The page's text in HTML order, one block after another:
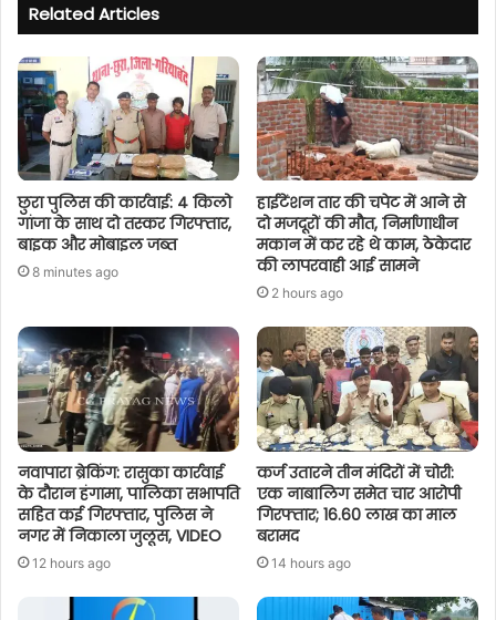
Related Articles
छुरा पुलिस की कार्रवाई: 4 किलो
गांजा के साथ दो तस्कर गिरफ्तार,
बाइक और मोबाइल जब्त
8 minutes ago
हाईटेंशन तार की चपेट में आने से
दो मजदूरों की मौत, निर्माणाधीन
मकान में कर रहे थे काम, ठेकेदार
की लापरवाही आई सामने
2 hours ago
नवापारा ब्रेकिंग: रासुका कार्रवाई
के दौरान हंगामा, पालिका सभापति
सहित कई गिरफ्तार, पुलिस ने
नगर में निकाला जुलूस, VIDEO
12 hours ago
कर्ज उतारने तीन मंदिरों में चोरी:
एक नाबालिग समेत चार आरोपी
गिरफ्तार; 16.60 लाख का माल
बरामद
14 hours ago